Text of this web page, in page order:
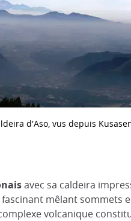
d'Aso, vus depuis
avec sa caldeira
mêlant sommets
volcanique